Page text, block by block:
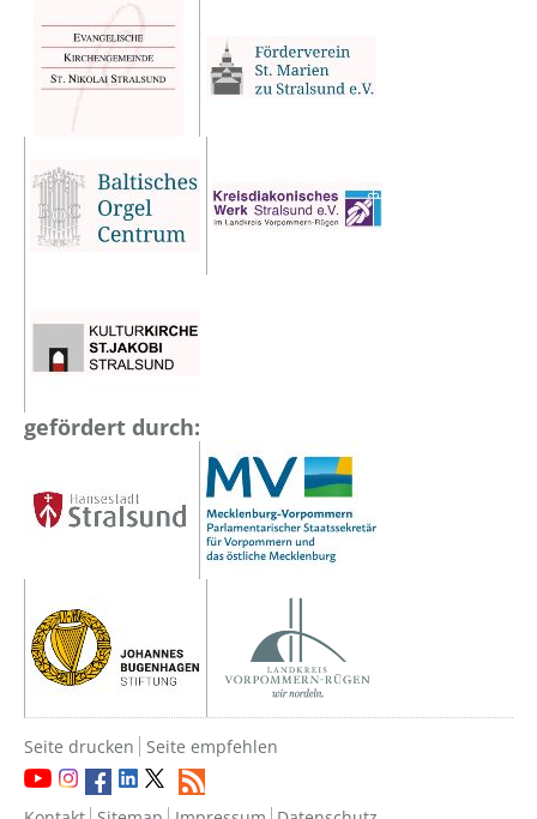
gefördert durch:
Seite drucken Seite empfehlen